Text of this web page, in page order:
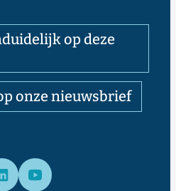
op deze
onze nieuwsbrief
LinkedInYouTube